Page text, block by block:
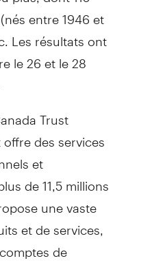
entre 1946 et
Les résultats ont
le 26 et le 28
Trust
des services
et
de 11,5 millions
une vaste
et de services,
de